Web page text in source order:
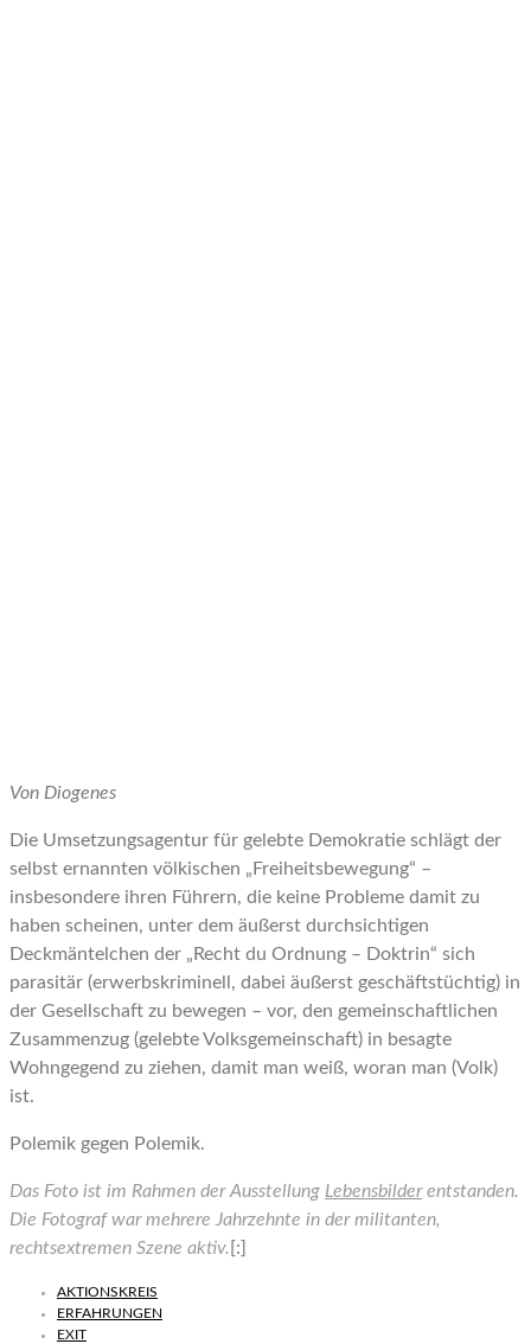
Von Diogenes
Die Umsetzungsagentur für gelebte Demokratie schlägt der
selbst ernannten völkischen „Freiheitsbewegung“ –
insbesondere ihren Führern, die keine Probleme damit zu
haben scheinen, unter dem äußerst durchsichtigen
Deckmäntelchen der „Recht du Ordnung – Doktrin“ sich
parasitär (erwerbskriminell, dabei äußerst geschäftstüchtig) in
der Gesellschaft zu bewegen – vor, den gemeinschaftlichen
Zusammenzug (gelebte Volksgemeinschaft) in besagte
Wohngegend zu ziehen, damit man weiß, woran man (Volk)
ist.
Polemik gegen Polemik.
Das Foto ist im Rahmen der Ausstellung Lebensbilderentstanden.
Die Fotograf war mehrere Jahrzehnte in der militanten,
rechtsextremen Szene aktiv. [:]
AKTIONSKREIS
ERFAHRUNGEN
EXIT